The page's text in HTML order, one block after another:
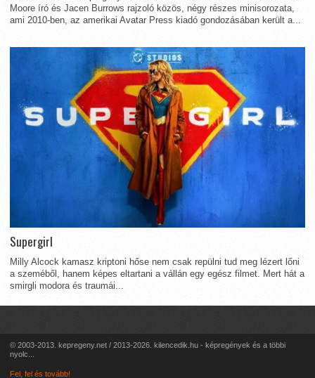
Moore író és Jacen Burrows rajzoló közös, négy részes minisorozata,
ami 2010-ben, az amerikai Avatar Press kiadó gondozásában került a...
Supergirl
Milly Alcock kamasz kriptoni hőse nem csak repülni tud meg lézert lőni
a szeméből, hanem képes eltartani a vállán egy egész filmet. Mert hát a
smirgli modora és traumái...
© 2003-2013. kepregeny.net / 2013-2026. kilencedik.hu - képregények és a többi
nyolc...
Fel, fel és tovább!